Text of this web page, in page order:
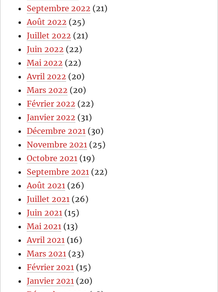
Septembre 2022 (21)
Août 2022 (25)
Juillet 2022 (21)
Juin 2022 (22)
Mai 2022 (22)
Avril 2022 (20)
Mars 2022 (20)
Février 2022 (22)
Janvier 2022 (31)
Décembre 2021 (30)
Novembre 2021 (25)
Octobre 2021 (19)
Septembre 2021 (22)
Août 2021 (26)
Juillet 2021 (26)
Juin 2021 (15)
Mai 2021 (13)
Avril 2021 (16)
Mars 2021 (23)
Février 2021 (15)
Janvier 2021 (20)